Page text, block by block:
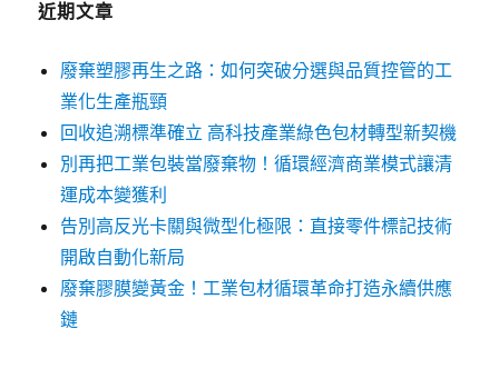
近期文章
廢棄塑膠再生之路：如何突破分選與品質控管的工
業化生產瓶頸
回收追溯標準確立 高科技產業綠色包材轉型新契機
別再把工業包裝當廢棄物！循環經濟商業模式讓清
運成本變獲利
告別高反光卡關與微型化極限：直接零件標記技術
開啟自動化新局
廢棄膠膜變黃金！工業包材循環革命打造永續供應
鏈